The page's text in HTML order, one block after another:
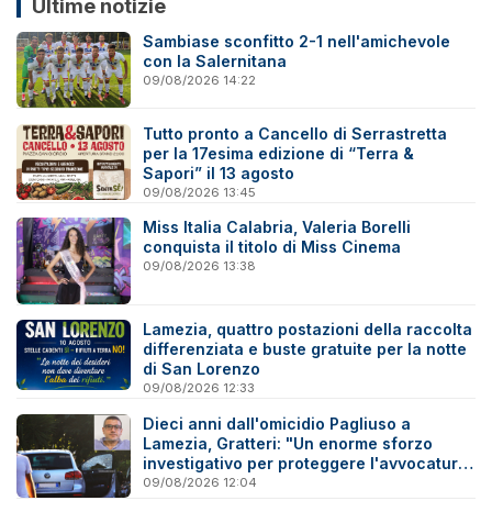
Ultime notizie
Sambiase sconfitto 2-1 nell'amichevole
con la Salernitana
09/08/2026 14:22
Tutto pronto a Cancello di Serrastretta
per la 17esima edizione di “Terra &
Sapori” il 13 agosto
09/08/2026 13:45
Miss Italia Calabria, Valeria Borelli
conquista il titolo di Miss Cinema
09/08/2026 13:38
Lamezia, quattro postazioni della raccolta
differenziata e buste gratuite per la notte
di San Lorenzo
09/08/2026 12:33
Dieci anni dall'omicidio Pagliuso a
Lamezia, Gratteri: "Un enorme sforzo
investigativo per proteggere l'avvocatura
onesta"
09/08/2026 12:04